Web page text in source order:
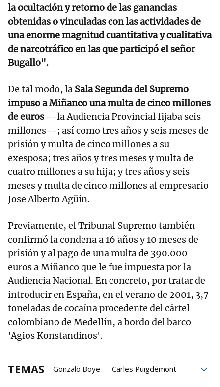
la ocultación y retorno de las ganancias
obtenidas o vinculadas con las actividades de
una enorme magnitud cuantitativa y cualitativa
de narcotráfico en las que participó el señor
Bugallo".
De tal modo, la Sala Segunda del Supremo
impuso a Miñanco una multa de cinco millones
de euros --la Audiencia Provincial fijaba seis
millones--; así como tres años y seis meses de
prisión y multa de cinco millones a su
exesposa; tres años y tres meses y multa de
cuatro millones a su hija; y tres años y seis
meses y multa de cinco millones al empresario
Jose Alberto Agüin.
Previamente, el Tribunal Supremo también
confirmó la condena a 16 años y 10 meses de
prisión y al pago de una multa de 390.000
euros a Miñanco que le fue impuesta por la
Audiencia Nacional. En concreto, por tratar de
introducir en España, en el verano de 2001, 3,7
toneladas de cocaína procedente del cártel
colombiano de Medellín, a bordo del barco
'Agios Konstandinos'.
TEMAS Gonzalo Boye
Carles Puigdemont